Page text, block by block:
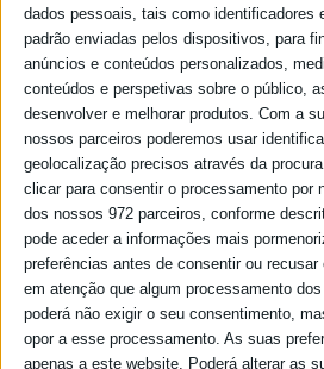
dados pessoais, tais como identificadores
padrão enviadas pelos dispositivos, para
anúncios e conteúdos personalizados,
conteúdos e perspetivas sobre o público,
desenvolver e melhorar produtos. Com a
nossos parceiros poderemos usar
geolocalização precisos através da
clicar para consentir o processamento por
dos nossos 972 parceiros, conforme
pode aceder a informações mais
preferências antes de consentir ou recusar
em atenção que algum processamento
poderá não exigir o seu consentimento,
opor a esse processamento. As suas
apenas a este website. Poderá alterar as
Podcast - espaco publico 07/08/26
Podcast - espaco publico 06/08/26
Podcast - espaco publico 05/08/26
Podcast - espaco publico 04/08/26
Podcast - espaco publico 03/08/26
Podcast - espaco publico 31/07/26
Podcast - espaco publico 30/07/26
Podcast - espaco publico 29/07/26
Podcast - espaco publico 28/07/26
Podcast - espaco publico 27/07/26
Podcast - espaco publico 24/07/26
Podcast - espaco publico 23/07/26
Podcast - espaco publico 22/07/26
Podcast - espaco publico 21/07/26
Podcast - espaco publico 20/07/26
Podcast - espaco publico 17/07/26
Podcast - espaco publico 16/07/26